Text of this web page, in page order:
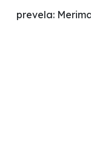
prevela: